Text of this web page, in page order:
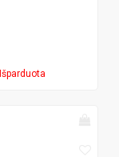
Išparduota